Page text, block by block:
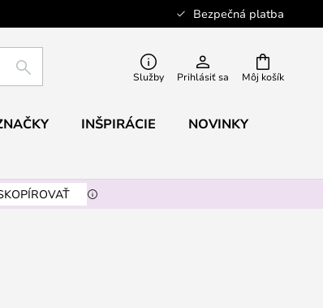
Bezpečná platba
Môj košík
HĽADAŤ Služby Prihlásiť sa
INŠPIRÁCIE NOVINKY